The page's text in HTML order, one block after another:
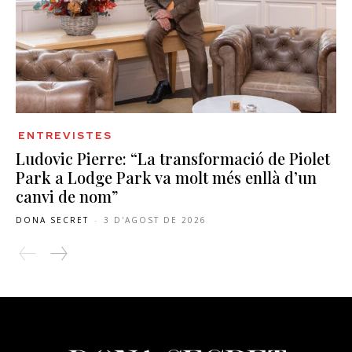
ENTREVISTES
Ludovic Pierre: “La transformació de Piolet
Park a Lodge Park va molt més enllà d’un
canvi de nom”
DONA SECRET - 3 D'AGOST DE 2026